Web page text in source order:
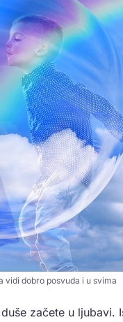
vidi dobro posvuda i u svima
začete u ljubavi.